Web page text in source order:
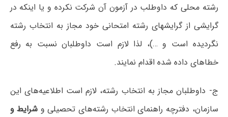
رشته محلی که داوطلب در آزمون آن شرکت نکرده و یا اینکه در
گرایشی از گرایشهای رشته امتحانی خود مجاز به انتخاب رشته
نگردیده است و …)، لذا لازم است داوطلبان نسبت به رفع
خطاهای داده شده اقدام نمایند.
ج‌- داوطلبان مجاز به انتخاب رشته، لازم است اطلاعیه‌های این
سازمان، دفترچه راهنمای انتخاب رشته‌های تحصیلی و شرایط و